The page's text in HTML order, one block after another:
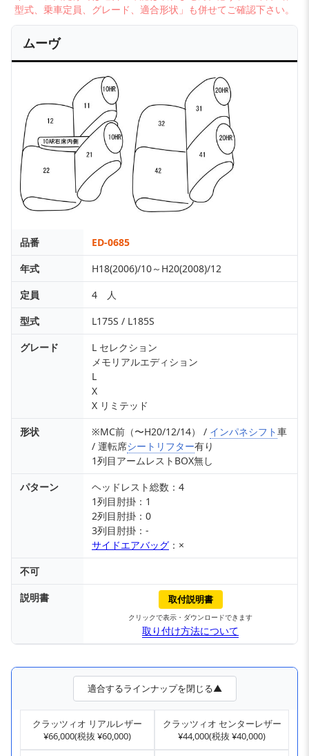
型式、乗車定員、グレード、適合形状」も併せてご確認下さい。
ムーヴ
品番
ED-0685
年式
H18(2006)/10～H20(2008)/12
定員
4 人
型式
L175S / L185S
グレード
L セレクション
メモリアルエディション
L
X
X リミテッド
形状
※MC前（〜H20/12/14） / インパネシフト車
/ 運転席シートリフター有り
1列目アームレストBOX無し
パターン
ヘッドレスト総数：4
1列目肘掛：1
2列目肘掛：0
3列目肘掛：-
サイドエアバッグ ：×
不可
説明書
取付説明書
クリックで表示・ダウンロードできます
取り付け方法について
適合するラインナップを閉じる▲
クラッツィオ リアルレザー
¥66,000(税抜 ¥60,000)
クラッツィオ センターレザー
¥44,000(税抜 ¥40,000)